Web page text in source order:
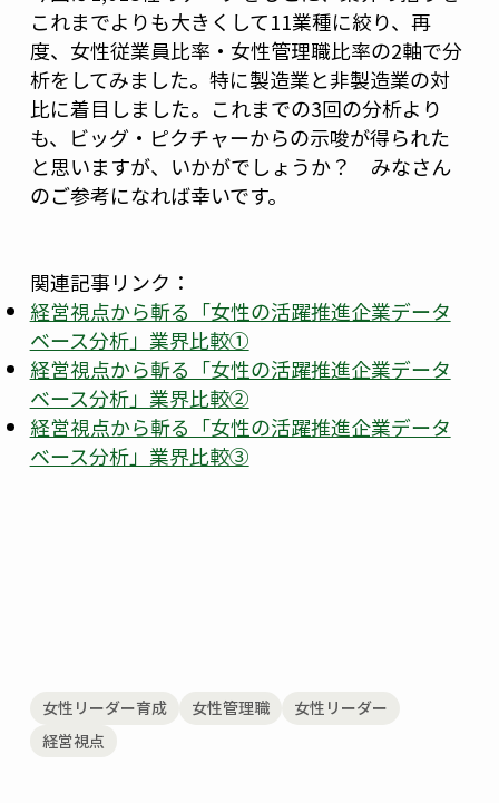
女性リーダー育成 女性管理職
女性リーダー
経営視点
これまでよりも大きくして11業種に絞り、再
度、女性従業員比率・女性管理職比率の2軸で分
析をしてみました。特に製造業と非製造業の対
比に着目しました。これまでの3回の分析より
も、ビッグ・ピクチャーからの示唆が得られた
と思いますが、いかがでしょうか？ みなさん
のご参考になれば幸いです。
関連記事リンク：
経営視点から斬る「女性の活躍推進企業データ
ベース分析」業界比較①
経営視点から斬る「女性の活躍推進企業データ
ベース分析」業界比較②
経営視点から斬る「女性の活躍推進企業データ
ベース分析」業界比較③